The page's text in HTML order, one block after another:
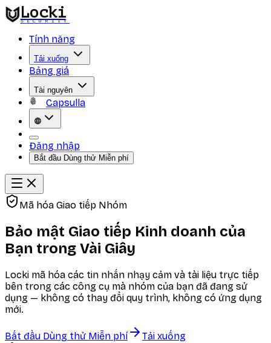
Locki
SECURITY
Tính năng
Tải xuống
Bảng giá
Tài nguyên
Capsulla
Đăng nhập
Bắt đầu Dùng thử Miễn phí
Mã hóa Giao tiếp Nhóm
Bảo mật Giao tiếp Kinh doanh của
Bạn trong Vài Giây
Locki mã hóa các tin nhắn nhạy cảm và tài liệu trực tiếp
bên trong các công cụ mà nhóm của bạn đã đang sử
dụng — không có thay đổi quy trình, không có ứng dụng
mới.
Bắt đầu Dùng thử Miễn phí Tải xuống